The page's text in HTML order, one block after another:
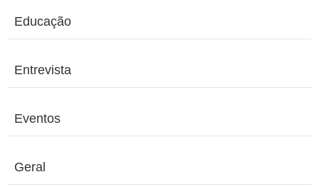
Educação
Entrevista
Eventos
Geral